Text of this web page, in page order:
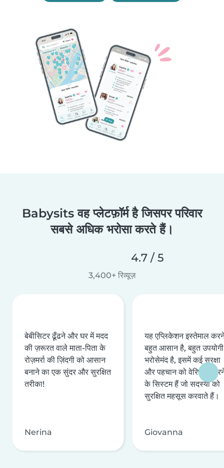
Babysits वह प्लेटफ़ॉर्म है जिसपर परिवार
सबसे अधिक भरोसा करते हैं।
4.7 / 5
3,400+ रिव्यूज़
बेबीसिटर ढूँढने और घर में मदद
की ज़रूरत वाले माता-पिता के
रोज़मर्रा की ज़िंदगी को आसान
बनाने का एक सुंदर और सुरक्षित
तरीका!
Nerina
यह एप्लिकेशन इस्तेमाल
बहुत आसान है, बहुत
भरोसेमंद है, इसमें कई सुरक्षा
और पहचान को वेरिफ़ाई
के सिस्टम हैं जो सदस्यों को
सुरक्षित महसूस करवाते हैं।
Giovanna